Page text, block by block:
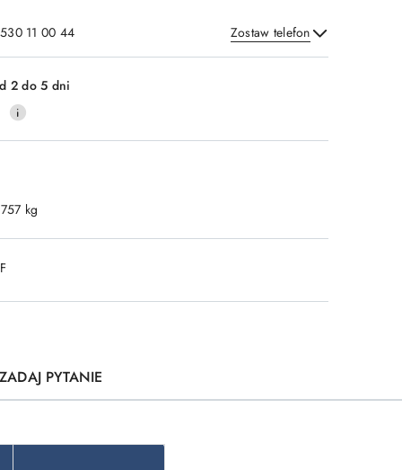
11 00 44 Zostaw telefon
Wyślij
2 do 5 dni
kg
ZADAJ PYTANIE